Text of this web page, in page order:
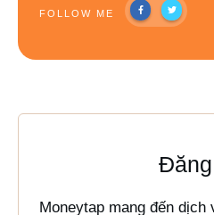
FOLLOW ME
Moneytap mang đến